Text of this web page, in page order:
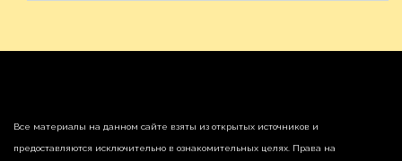
Все материалы на данном сайте взяты из открытых источников и
предоставляются исключительно в ознакомительных целях. Права на